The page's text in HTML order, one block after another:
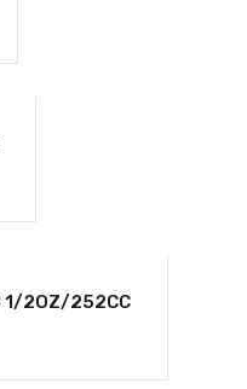
1/2OZ/252CC